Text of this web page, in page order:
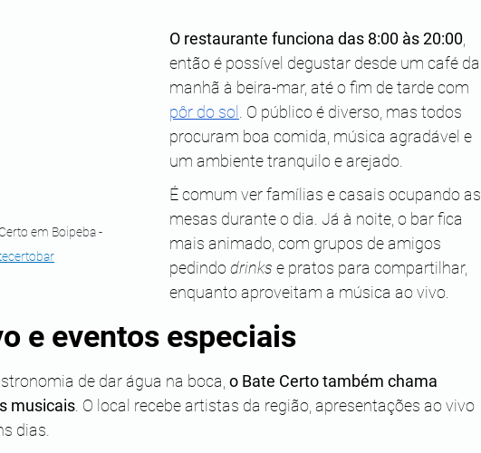
em Boipeba -
O restaurante funciona das 8:00 às 20:00,
então é possível degustar desde um café da
manhã à beira-mar, até o fim de tarde com
pôr do sol . O público é diverso, mas todos
procuram boa comida, música agradável e
um ambiente tranquilo e arejado.
É comum ver famílias e casais ocupando as
mesas durante o dia. Já à noite, o bar fica
mais animado, com grupos de amigos
pedindo drinks e pratos para compartilhar,
enquanto aproveitam a música ao vivo.
e eventos especiais
de dar água na boca, o Bate Certo também chama
musicais. O local recebe artistas da região, apresentações ao vivo
dias.